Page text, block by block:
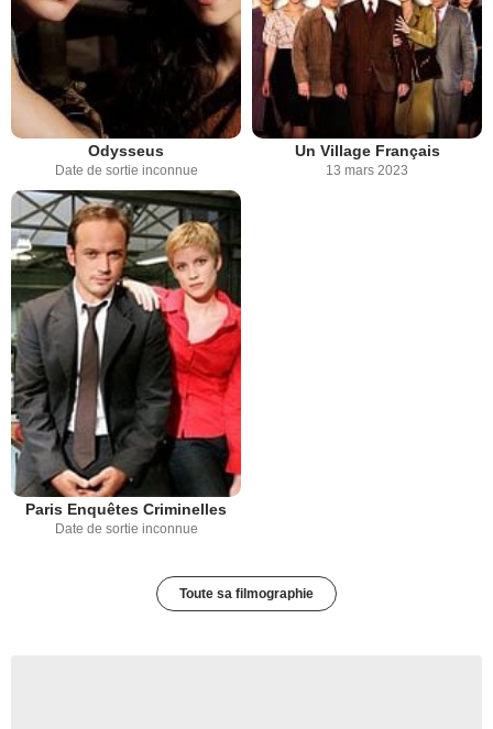
Odysseus
Date de sortie inconnue
Un Village Français
13 mars 2023
Paris Enquêtes Criminelles
Date de sortie inconnue
Toute sa filmographie